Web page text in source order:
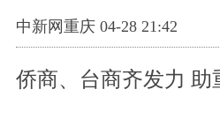
中新网重庆 04-28 21:42
侨商、台商齐发力